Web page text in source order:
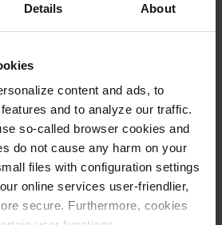
Details About
content and ads, to
and to analyze our traffic.
so-called browser cookies and
do not cause any harm on your
files with configuration settings
online services user-friendlier,
secure. Furthermore, cookies
дел од ПУВП
врз вашите акции, морате
Наскоро ќе
информации за тоа како
Имате време од
16/02/2023 23:59 за да ја